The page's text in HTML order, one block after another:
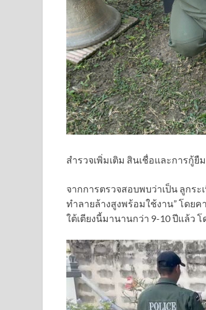
สำรวจเพิ่มเติม สินเชื่อและการกู้
จากการตรวจสอบพบว่าเป็น ลูกร
ทำลายล้างสูงพร้อมใช้งาน” โดย
ใต้เตียงนี้มานานกว่า 9-10 ปีแล้ว